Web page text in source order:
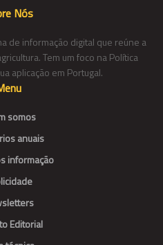
Nós
de informação digital que reúne a
Tem um foco na Política
aplicação em Portugal.
somos
anuais
informação
Editorial